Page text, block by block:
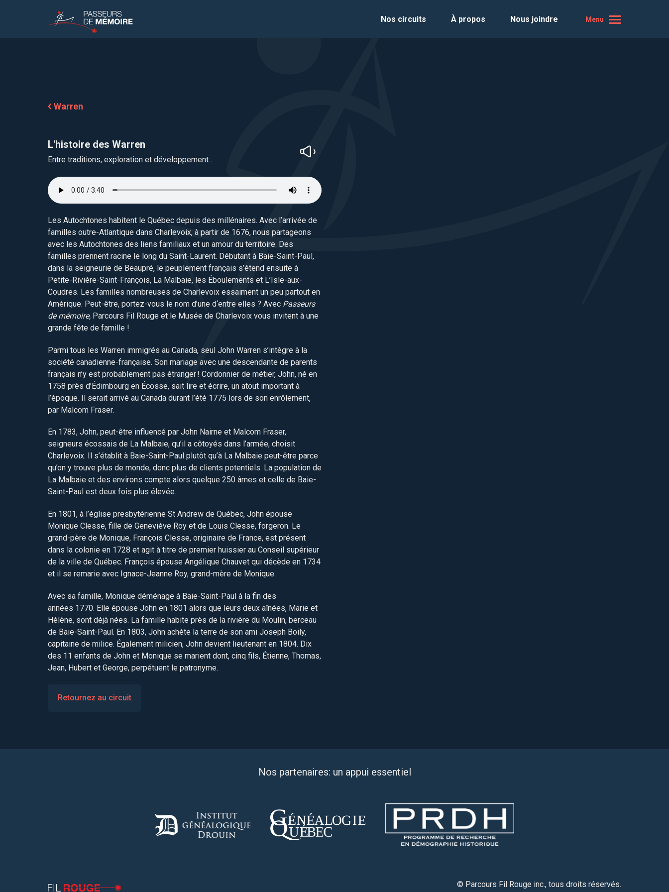
Nos circuits À propos Nous joindre Menu
Warren
L'histoire des Warren
Entre traditions, exploration et développement…
Les Autochtones habitent le Québec depuis des millénaires. Avec l’arrivée de
familles outre-Atlantique dans Charlevoix, à partir de 1676, nous partageons
avec les Autochtones des liens familiaux et un amour du territoire. Des
familles prennent racine le long du Saint-Laurent. Débutant à Baie-Saint-Paul,
dans la seigneurie de Beaupré, le peuplement français s’étend ensuite à
Petite-Rivière-Saint-François, La Malbaie, les Éboulements et L’Isle-aux-
Coudres. Les familles nombreuses de Charlevoix essaiment un peu partout en
Amérique. Peut-être, portez-vous le nom d’une d‘entre elles ? Avec Passeurs
de mémoire, Parcours Fil Rouge et le Musée de Charlevoix vous invitent à une
grande fête de famille !
Parmi tous les Warren immigrés au Canada, seul John Warren s’intègre à la
société canadienne-française. Son mariage avec une descendante de parents
français n’y est probablement pas étranger ! Cordonnier de métier, John, né en
1758 près d’Édimbourg en Écosse, sait lire et écrire, un atout important à
l’époque. Il serait arrivé au Canada durant l’été 1775 lors de son enrôlement,
par Malcom Fraser.
En 1783, John, peut-être influencé par John Nairne et Malcom Fraser,
seigneurs écossais de La Malbaie, qu’il a côtoyés dans l’armée, choisit
Charlevoix. Il s’établit à Baie-Saint-Paul plutôt qu’à La Malbaie peut-être parce
qu’on y trouve plus de monde, donc plus de clients potentiels. La population de
La Malbaie et des environs compte alors quelque 250 âmes et celle de Baie-
Saint-Paul est deux fois plus élevée.
En 1801, à l’église presbytérienne St Andrew de Québec, John épouse
Monique Clesse, fille de Geneviève Roy et de Louis Clesse, forgeron. Le
grand-père de Monique, François Clesse, originaire de France, est présent
dans la colonie en 1728 et agit à titre de premier huissier au Conseil supérieur
de la ville de Québec. François épouse Angélique Chauvet qui décède en 1734
et il se remarie avec Ignace-Jeanne Roy, grand-mère de Monique.
Avec sa famille, Monique déménage à Baie-Saint-Paul à la fin des
années 1770. Elle épouse John en 1801 alors que leurs deux aînées, Marie et
Hélène, sont déjà nées. La famille habite près de la rivière du Moulin, berceau
de Baie-Saint-Paul. En 1803, John achète la terre de son ami Joseph Boily,
capitaine de milice. Également milicien, John devient lieutenant en 1804. Dix
des 11 enfants de John et Monique se marient dont, cinq fils, Étienne, Thomas,
Jean, Hubert et George, perpétuent le patronyme.
Retournez au circuit
Nos partenaires: un appui essentiel
© Parcours Fil Rouge inc., tous droits réservés.